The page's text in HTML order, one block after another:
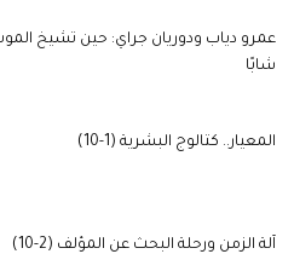
عمرو دياب ودوريان جراي: حين تشيخ
شابًا
المعيار.. كتالوج البشرية (1-10)
آلة الزمن ورحلة البحث عن المؤلف (2-10)